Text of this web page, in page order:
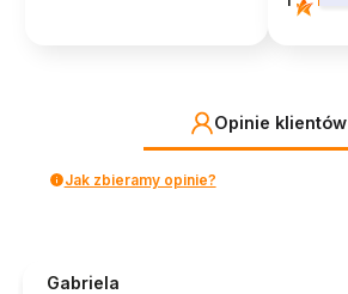
Opinie klientów
Jak zbieramy opinie?
Gabriela